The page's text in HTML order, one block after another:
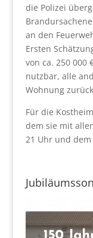
die Polizei
an den
Ersten
von ca. 250 000
nutzbar, alle
Wohnung
Für die
dem sie mit
21 Uhr und